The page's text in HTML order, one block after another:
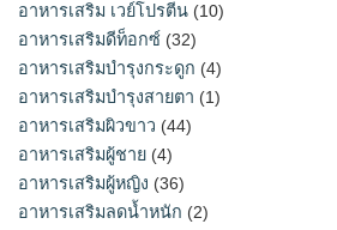
อาหารเสริม เวย์โปรตีน (10)
อาหารเสริมดีท็อกซ์ (32)
อาหารเสริมบำรุงกระดูก (4)
อาหารเสริมบำรุงสายตา (1)
อาหารเสริมผิวขาว (44)
อาหารเสริมผู้ชาย (4)
อาหารเสริมผู้หญิง (36)
อาหารเสริมลดน้ำหนัก (2)